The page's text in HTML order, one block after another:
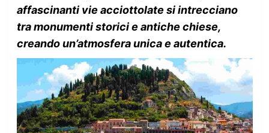
affascinanti vie acciottolate si intrecciano
tra monumenti storici e antiche chiese,
creando un’atmosfera unica e autentica.